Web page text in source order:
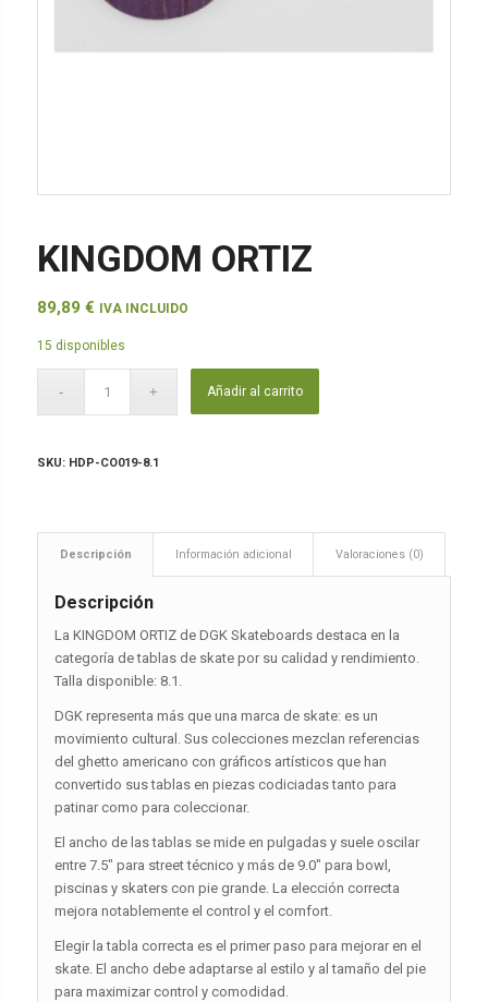
KINGDOM ORTIZ
89,89 € IVA INCLUIDO
15 disponibles
Añadir al carrito
SKU: HDP-CO019-8.1
Descripción Información adicional Valoraciones (0)
Descripción
La KINGDOM ORTIZ de DGK Skateboards destaca en la
categoría de tablas de skate por su calidad y rendimiento.
Talla disponible: 8.1.
DGK representa más que una marca de skate: es un
movimiento cultural. Sus colecciones mezclan referencias
del ghetto americano con gráficos artísticos que han
convertido sus tablas en piezas codiciadas tanto para
patinar como para coleccionar.
El ancho de las tablas se mide en pulgadas y suele oscilar
entre 7.5″ para street técnico y más de 9.0″ para bowl,
piscinas y skaters con pie grande. La elección correcta
mejora notablemente el control y el comfort.
Elegir la tabla correcta es el primer paso para mejorar en el
skate. El ancho debe adaptarse al estilo y al tamaño del pie
para maximizar control y comodidad.